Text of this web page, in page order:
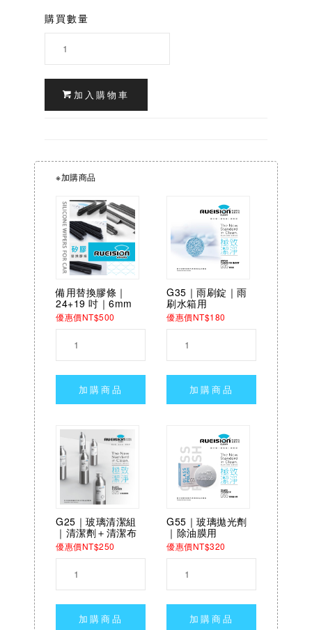
購買數量
加入購物車
※加購商品
備用替換膠條｜
24+19 吋｜6mm
優惠價NT$500
加購商品
G35｜雨刷錠｜雨
刷水箱用
優惠價NT$180
加購商品
G25｜玻璃清潔組
｜清潔劑＋清潔布
優惠價NT$250
加購商品
G55｜玻璃拋光劑
｜除油膜用
優惠價NT$320
加購商品